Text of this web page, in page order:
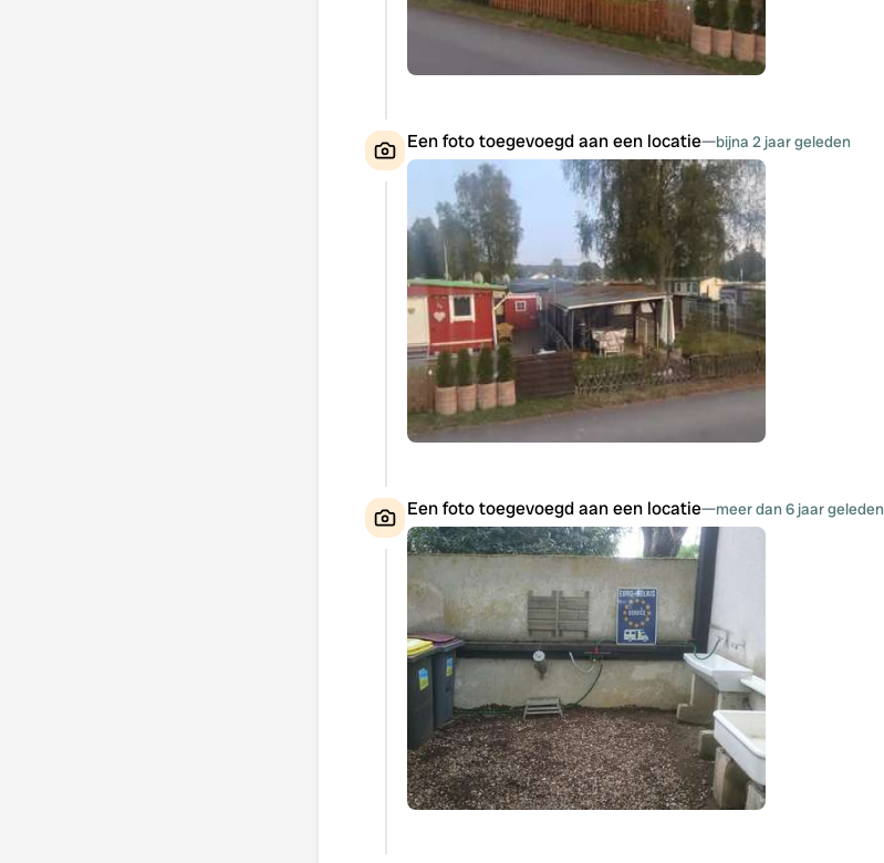
Een foto toegevoegd aan een locatie—bijna 2 jaar geleden
Een foto toegevoegd aan een locatie—meer dan 6 jaar geleden